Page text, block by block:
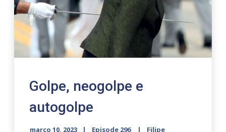
Golpe, neogolpe e
autogolpe
março 10, 2023 Episode 296 Filipe